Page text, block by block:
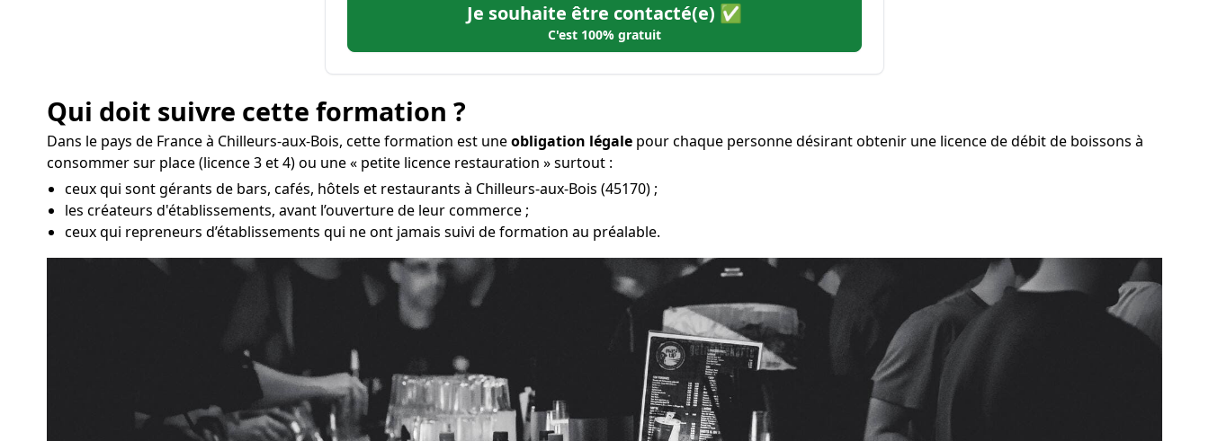
Je souhaite être contacté(e) ✅
C'est 100% gratuit
Qui doit suivre cette formation ?
Dans le pays de France à Chilleurs-aux-Bois, cette formation est uneobligation légale pour chaque personne désirant obtenir une licence de débit de boissons à
consommer sur place (licence 3 et 4) ou une « petite licence restauration » surtout :
ceux qui sont gérants de bars, cafés, hôtels et restaurants à Chilleurs-aux-Bois (45170) ;
les créateurs d'établissements, avant l’ouverture de leur commerce ;
ceux qui repreneurs d’établissements qui ne ont jamais suivi de formation au préalable.